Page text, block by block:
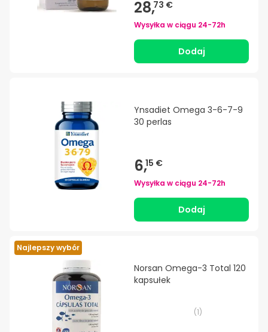
28,73 €
Wysyłka w ciągu 24-72h
Dodaj
Ynsadiet Omega 3-6-7-9
30 perlas
6,15 €
Wysyłka w ciągu 24-72h
Dodaj
Najlepszy wybór
Norsan Omega-3 Total 120
kapsułek
(1)